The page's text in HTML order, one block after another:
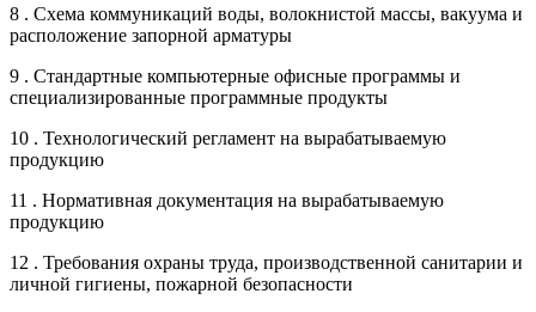
8 . Схема коммуникаций воды, волокнистой массы, вакуума и
расположение запорной арматуры
9 . Стандартные компьютерные офисные программы и
специализированные программные продукты
10 . Технологический регламент на вырабатываемую
продукцию
11 . Нормативная документация на вырабатываемую
продукцию
12 . Требования охраны труда, производственной санитарии и
личной гигиены, пожарной безопасности